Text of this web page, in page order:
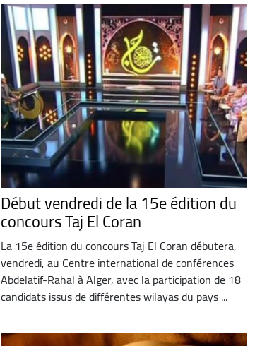
Début vendredi de la 15e édition du
concours Taj El Coran
La 15e édition du concours Taj El Coran débutera,
vendredi, au Centre international de conférences
Abdelatif-Rahal à Alger, avec la participation de 18
candidats issus de différentes wilayas du pays ...